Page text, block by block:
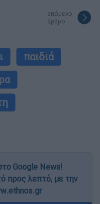
επόμενο
άρθρο
παιδιά
Google News!
προς λεπτό, με την